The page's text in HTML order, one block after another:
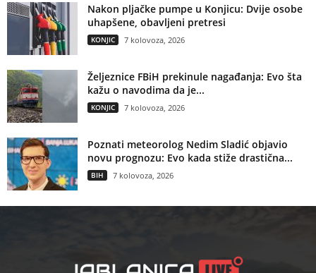
Nakon pljačke pumpe u Konjicu: Dvije osobe
uhapšene, obavljeni pretresi
KONJIC 7 kolovoza, 2026
Željeznice FBiH prekinule nagađanja: Evo šta
kažu o navodima da je...
KONJIC 7 kolovoza, 2026
Poznati meteorolog Nedim Sladić objavio
novu prognozu: Evo kada stiže drastična...
BIH 7 kolovoza, 2026